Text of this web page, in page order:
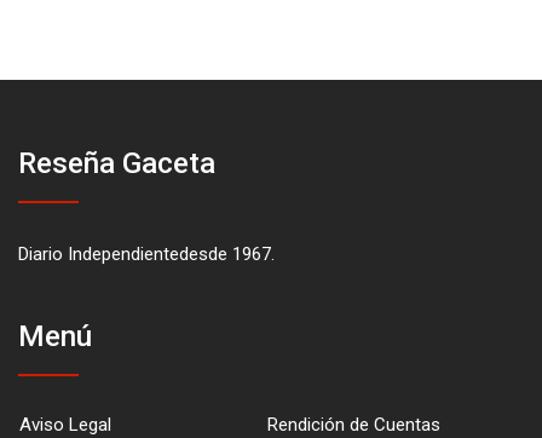
Reseña Gaceta
Diario Independientedesde 1967.
Menú
Aviso Legal
Rendición de Cuentas